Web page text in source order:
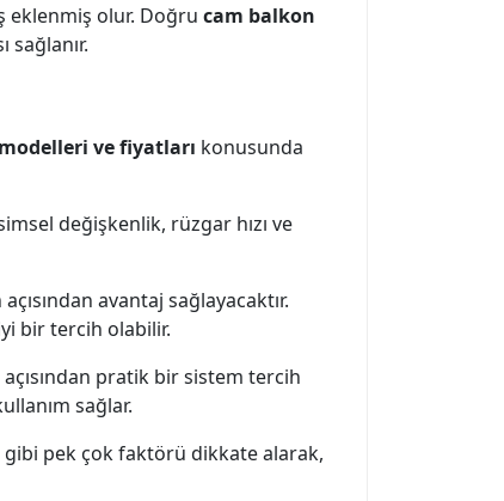
eklenmiş olur. Doğru cam balkon
sağlanır.
ve fiyatları konusunda
değişkenlik, rüzgar hızı ve
avantaj sağlayacaktır.
bir tercih olabilir.
pratik bir sistem tercih
sağlar.
pek çok faktörü dikkate alarak,